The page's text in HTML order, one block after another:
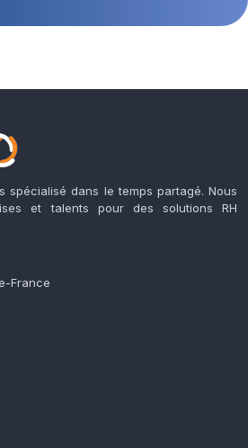
spécialisé dans le temps partagé. Nous
et talents pour des solutions RH
France